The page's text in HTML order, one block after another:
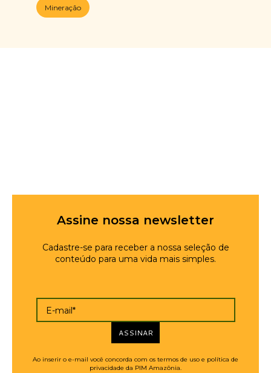
Mineração
Assine nossa newsletter
Cadastre-se para receber a nossa seleção de
conteúdo para uma vida mais simples.
E-mail*
ASSINAR
Ao inserir o e-mail você concorda com os termos de uso e política de
privacidade da PIM Amazônia.